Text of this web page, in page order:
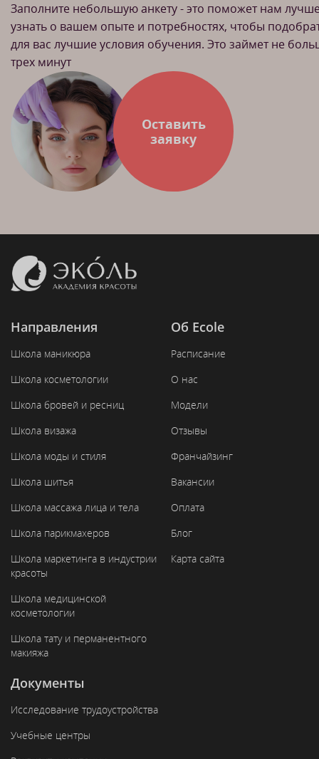
Заполните небольшую анкету - это поможет нам
узнать о вашем опыте и потребностях, чтобы
для вас лучшие условия обучения. Это займет не
трех минут
Оставить
заявку
Направления
Школа маникюра
Школа косметологии
Школа бровей и ресниц
Школа визажа
Школа моды и стиля
Школа шитья
Школа массажа лица и тела
Школа парикмахеров
Школа маркетинга в индустрии
красоты
Школа медицинской
косметологии
Школа тату и перманентного
макияжа
Об Ecole
Расписание
О нас
Модели
Отзывы
Франчайзинг
Вакансии
Оплата
Блог
Карта сайта
Документы
Исследование трудоустройства
Учебные центры